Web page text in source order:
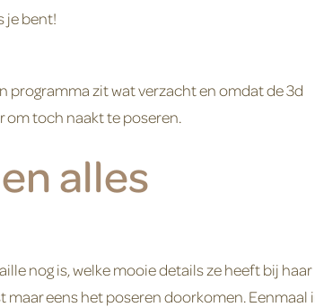
je bent!
programma zit wat verzacht en omdat de 3d
om toch naakt te poseren.
alles
nog is, welke mooie details ze heeft bij haar
maar eens het poseren doorkomen. Eenmaal